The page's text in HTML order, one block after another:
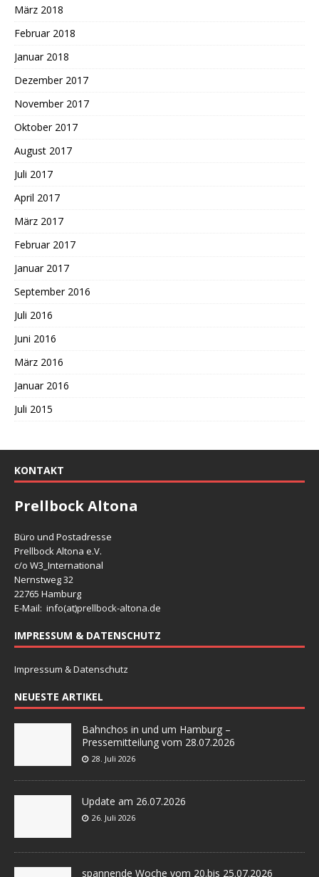
März 2018
Februar 2018
Januar 2018
Dezember 2017
November 2017
Oktober 2017
August 2017
Juli 2017
April 2017
März 2017
Februar 2017
Januar 2017
September 2016
Juli 2016
Juni 2016
März 2016
Januar 2016
Juli 2015
KONTAKT
Prellbock Altona
Büro und Postadresse
Prellbock Altona e.V.
c/o W3_International
Nernstweg 32
22765 Hamburg
E-Mail: info(at)prellbock-altona.de
IMPRESSUM & DATENSCHUTZ
Impressum & Datenschutz
NEUESTE ARTIKEL
Bahnchos in und um Hamburg –
Pressemitteilung vom 28.07.2026
28. Juli 2026
Update am 26.07.2026
26. Juli 2026
spannende Woche vom 20.bis 25.07.2026